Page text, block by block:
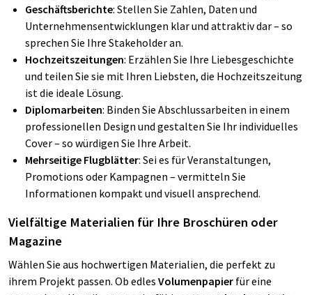
Geschäftsberichte: Stellen Sie Zahlen, Daten und
Unternehmensentwicklungen klar und attraktiv dar – so
sprechen Sie Ihre Stakeholder an.
Hochzeitszeitungen: Erzählen Sie Ihre Liebesgeschichte
und teilen Sie sie mit Ihren Liebsten, die Hochzeitszeitung
ist die ideale Lösung.
Diplomarbeiten: Binden Sie Abschlussarbeiten in einem
professionellen Design und gestalten Sie Ihr individuelles
Cover – so würdigen Sie Ihre Arbeit.
Mehrseitige Flugblätter: Sei es für Veranstaltungen,
Promotions oder Kampagnen – vermitteln Sie
Informationen kompakt und visuell ansprechend.
Vielfältige Materialien für Ihre Broschüren oder
Magazine
Wählen Sie aus hochwertigen Materialien, die perfekt zu
ihrem Projekt passen. Ob edles Volumenpapier für eine